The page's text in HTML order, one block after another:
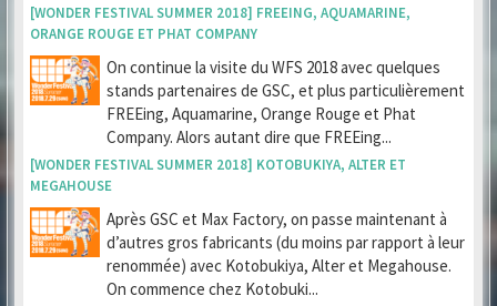
[WONDER FESTIVAL SUMMER 2018] FREEING, AQUAMARINE,
ORANGE ROUGE ET PHAT COMPANY
On continue la visite du WFS 2018 avec quelques
stands partenaires de GSC, et plus particulièrement
FREEing, Aquamarine, Orange Rouge et Phat
Company. Alors autant dire que FREEing...
[WONDER FESTIVAL SUMMER 2018] KOTOBUKIYA, ALTER ET
MEGAHOUSE
Après GSC et Max Factory, on passe maintenant à
d’autres gros fabricants (du moins par rapport à leur
renommée) avec Kotobukiya, Alter et Megahouse.
On commence chez Kotobuki...